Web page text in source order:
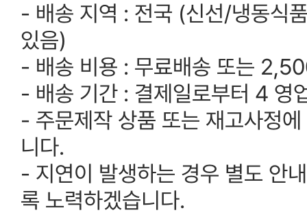
- 배송 지역 : 전국 (신선/냉동식
있음)
- 배송 비용 : 무료배송 또는
- 배송 기간 : 결제일로부터 4 영
- 주문제작 상품 또는 재고사정
니다.
- 지연이 발생하는 경우 별도 안
록 노력하겠습니다.